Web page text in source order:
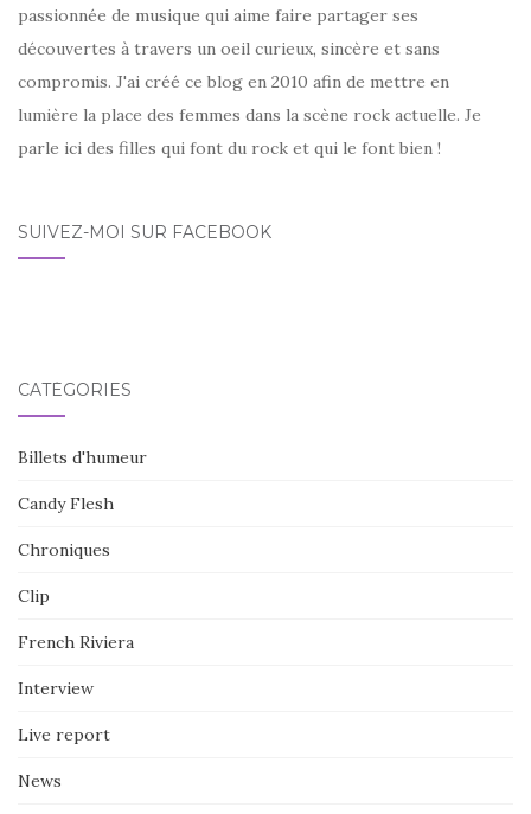
passionnée de musique qui aime faire partager ses
découvertes à travers un oeil curieux, sincère et sans
compromis. J'ai créé ce blog en 2010 afin de mettre en
lumière la place des femmes dans la scène rock actuelle. Je
parle ici des filles qui font du rock et qui le font bien !
SUIVEZ-MOI SUR FACEBOOK
CATÉGORIES
Billets d'humeur
Candy Flesh
Chroniques
Clip
French Riviera
Interview
Live report
News